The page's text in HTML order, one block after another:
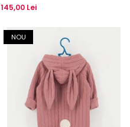
145,00 Lei
NOU